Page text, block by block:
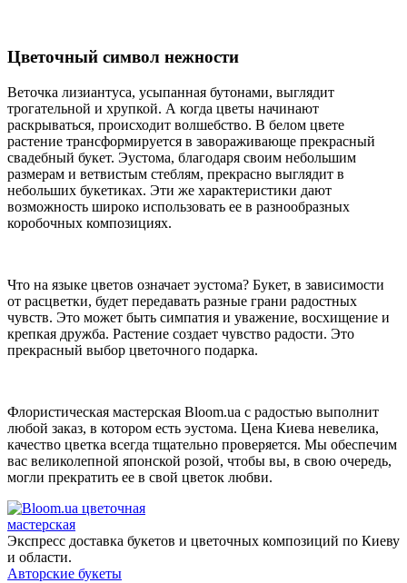
Цветочный символ нежности
Веточка лизиантуса, усыпанная бутонами, выглядит
трогательной и хрупкой. А когда цветы начинают
раскрываться, происходит волшебство. В белом цвете
растение трансформируется в завораживающе прекрасный
свадебный букет. Эустома, благодаря своим небольшим
размерам и ветвистым стеблям, прекрасно выглядит в
небольших букетиках. Эти же характеристики дают
возможность широко использовать ее в разнообразных
коробочных композициях.
Что на языке цветов означает эустома? Букет, в зависимости
от расцветки, будет передавать разные грани радостных
чувств. Это может быть симпатия и уважение, восхищение и
крепкая дружба. Растение создает чувство радости. Это
прекрасный выбор цветочного подарка.
Флористическая мастерская Bloom.ua с радостью выполнит
любой заказ, в котором есть эустома. Цена Киева невелика,
качество цветка всегда тщательно проверяется. Мы обеспечим
вас великолепной японской розой, чтобы вы, в свою очередь,
могли прекратить ее в свой цветок любви.
цветочная
мастерская
Экспресс доставка букетов и цветочных композиций по Киеву
и области.
Авторские букеты